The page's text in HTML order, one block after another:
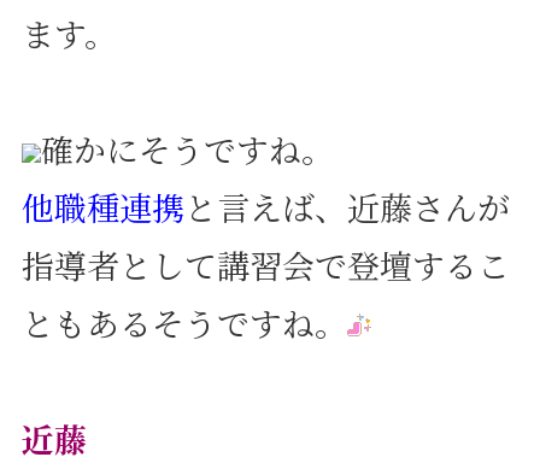
ます。
確かにそうですね。
他職種連携と言えば、近藤さんが
指導者として講習会で登壇するこ
ともあるそうですね。
近藤